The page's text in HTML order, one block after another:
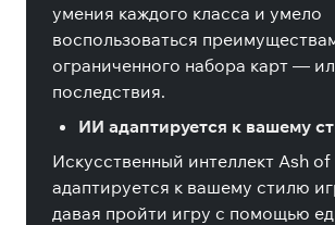
умения каждого класса и умело
воспользоваться
ограниченного набора карт —
последствия.
ИИ адаптируется к вашему
Искусственный интеллект Ash
адаптируется к вашему стилю
давая пройти игру с помощью